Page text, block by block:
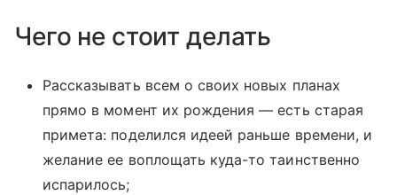
Чего не стоит делать
Рассказывать всем о своих новых планах
прямо в момент их рождения — есть старая
примета: поделился идеей раньше времени, и
желание ее воплощать куда-то таинственно
испарилось;